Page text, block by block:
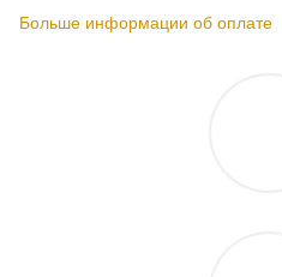
Больше информации об оплате